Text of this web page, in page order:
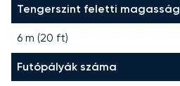
Tengerszint feletti magasság
6 m (20 ft)
Futópályák száma